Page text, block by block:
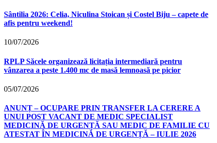
Sântilia 2026: Celia, Niculina Stoican și Costel Biju – capete de
afis pentru weekend!
10/07/2026
RPLP Săcele organizează licitația intermediară pentru
vânzarea a peste 1.400 mc de masă lemnoasă pe picior
05/07/2026
ANUNȚ – OCUPARE PRIN TRANSFER LA CERERE A
UNUI POST VACANT DE MEDIC SPECIALIST
MEDICINĂ DE URGENȚĂ SAU MEDIC DE FAMILIE CU
ATESTAT ÎN MEDICINĂ DE URGENȚĂ – IULIE 2026